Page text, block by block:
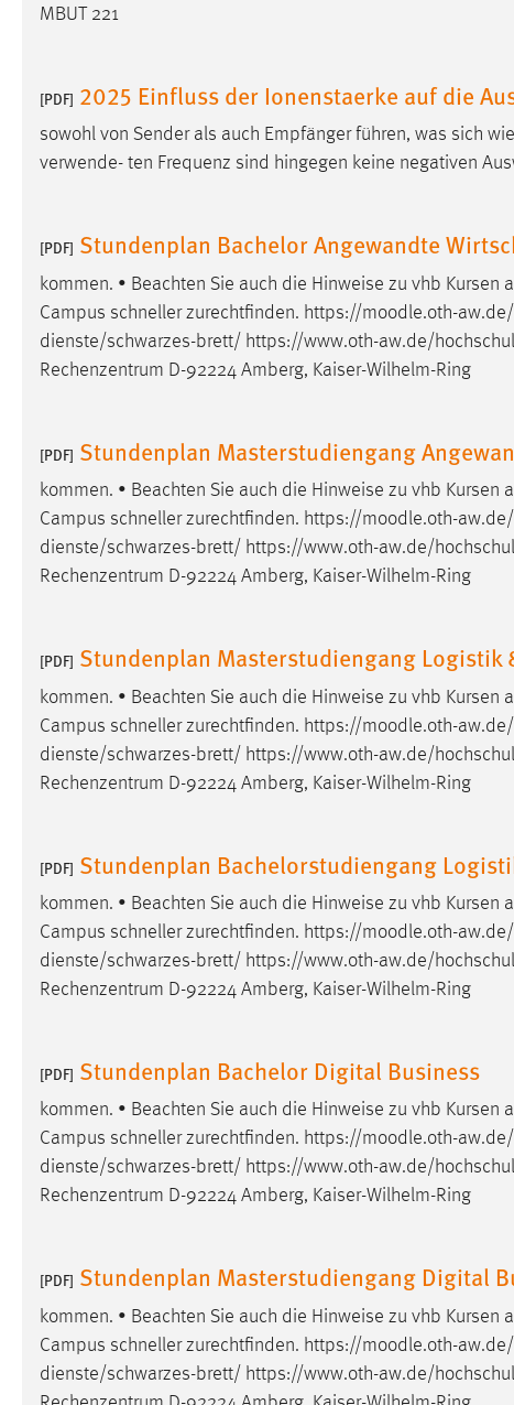
MBUT 221
[PDF] 2025 Einfluss der Ionenstaerke auf die
sowohl von Sender als auch Empfänger führen, was sich
verwende- ten Frequenz sind hingegen keine negativen
[PDF] Stundenplan Bachelor Angewandte
kommen. • Beachten Sie auch die Hinweise zu vhb Kursen
Campus schneller zurechtfinden. https://moodle.oth-
dienste/schwarzes-brett/ https://www.oth-aw.de/
Rechenzentrum D-92224 Amberg, Kaiser-Wilhelm-Ring
[PDF] Stundenplan Masterstudiengang
kommen. • Beachten Sie auch die Hinweise zu vhb Kursen
Campus schneller zurechtfinden. https://moodle.oth-
dienste/schwarzes-brett/ https://www.oth-aw.de/
Rechenzentrum D-92224 Amberg, Kaiser-Wilhelm-Ring
[PDF] Stundenplan Masterstudiengang
kommen. • Beachten Sie auch die Hinweise zu vhb Kursen
Campus schneller zurechtfinden. https://moodle.oth-
dienste/schwarzes-brett/ https://www.oth-aw.de/
Rechenzentrum D-92224 Amberg, Kaiser-Wilhelm-Ring
[PDF] Stundenplan Bachelorstudiengang
kommen. • Beachten Sie auch die Hinweise zu vhb Kursen
Campus schneller zurechtfinden. https://moodle.oth-
dienste/schwarzes-brett/ https://www.oth-aw.de/
Rechenzentrum D-92224 Amberg, Kaiser-Wilhelm-Ring
[PDF] Stundenplan Bachelor Digital Business
kommen. • Beachten Sie auch die Hinweise zu vhb Kursen
Campus schneller zurechtfinden. https://moodle.oth-
dienste/schwarzes-brett/ https://www.oth-aw.de/
Rechenzentrum D-92224 Amberg, Kaiser-Wilhelm-Ring
[PDF] Stundenplan Masterstudiengang Digital
kommen. • Beachten Sie auch die Hinweise zu vhb Kursen
Campus schneller zurechtfinden. https://moodle.oth-
dienste/schwarzes-brett/ https://www.oth-aw.de/
Facebook Pixel
Name: _fbp
Cookie Laufzeit:
EXTERNE MEDIEN
externen Medien Cookies gesetzt.
YouTube
Vimeo